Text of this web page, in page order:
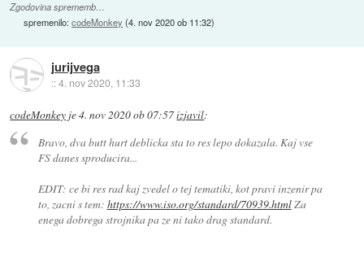
Zgodovina sprememb…
spremenilo:codeMonkey (4. nov 2020 ob 11:32)
jurijvega
::4. nov 2020, 11:33
codeMonkey je4. nov 2020 ob 07:57izjavil:
Bravo, dva butt hurt deblicka sta to res lepo dokazala. Kaj vse
FS danes sproducira...
EDIT: ce bi res rad kaj zvedel o tej tematiki, kot pravi inzenir pa
to, zacni s tem: https://www.iso.org/standard/70939.htmlZa
enega dobrega strojnika pa ze ni tako drag standard.